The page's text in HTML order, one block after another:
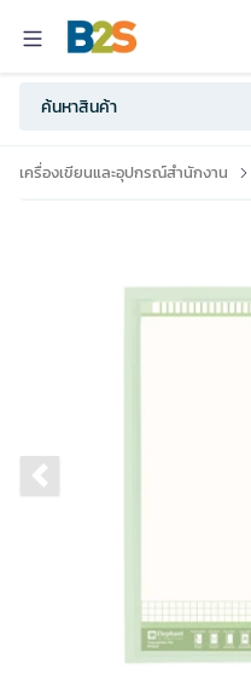
เครื่องเขียนและอุปกรณ์สำนักงาน
Previous slide